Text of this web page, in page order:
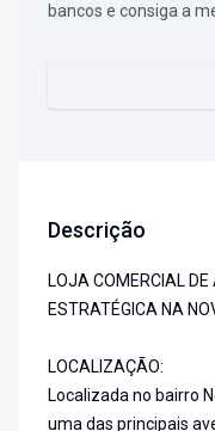
bancos e consiga a
Descrição
LOJA COMERCIAL
ESTRATÉGICA NA
LOCALIZAÇÃO:
Localizada no bairro
uma das principais